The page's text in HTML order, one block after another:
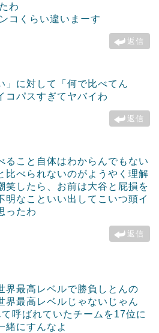
わ
コくらい違いまーす
返信
」に対して「何で比べてん
コパスすぎてヤバイわ
返信
ること自体はわからんでもない
比べられないのがようやく理解
笑したら、お前は大谷と屁損を
明なこといい出してこいつ頭イ
ったわ
返信
界最高レベルで勝負しとんの
界最高レベルじゃないじゃん
呼ばれていたチームを17位に
緒にすんなよ